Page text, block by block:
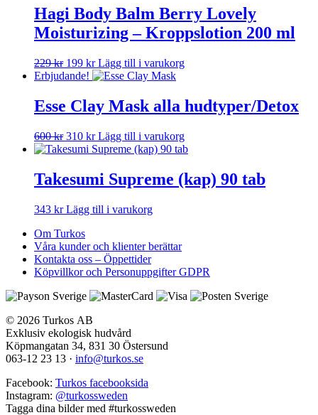
Hagi Body Balm Berry Lovely
Moisturizing – Kroppslotion 200 ml
229kr Det
ursprungliga
var:
229 kr.
199 krDet
nuvarande
199 kr.
Lägg till i varukorg
Erbjudande!
Esse Clay Mask alla hudtyper/Detox
600kr Det
ursprungliga
600 kr.
310 krDet
nuvarande
är:
310 kr.
Lägg till i varukorg
Takesumi Supreme (kap) 90 tab
343 kr Lägg till i varukorg
Om Turkos
Våra kunder och klienter berättar
Kontakta oss – Öppettider
Köpvillkor och Personuppgifter GDPR
© 2026 Turkos AB
Exklusiv ekologisk hudvård
Köpmangatan 34, 831 30 Östersund
063-12 23 13 · info@turkos.se
Facebook: Turkos facebooksida
Instagram: @turkossweden
Tagga dina bilder med #turkossweden